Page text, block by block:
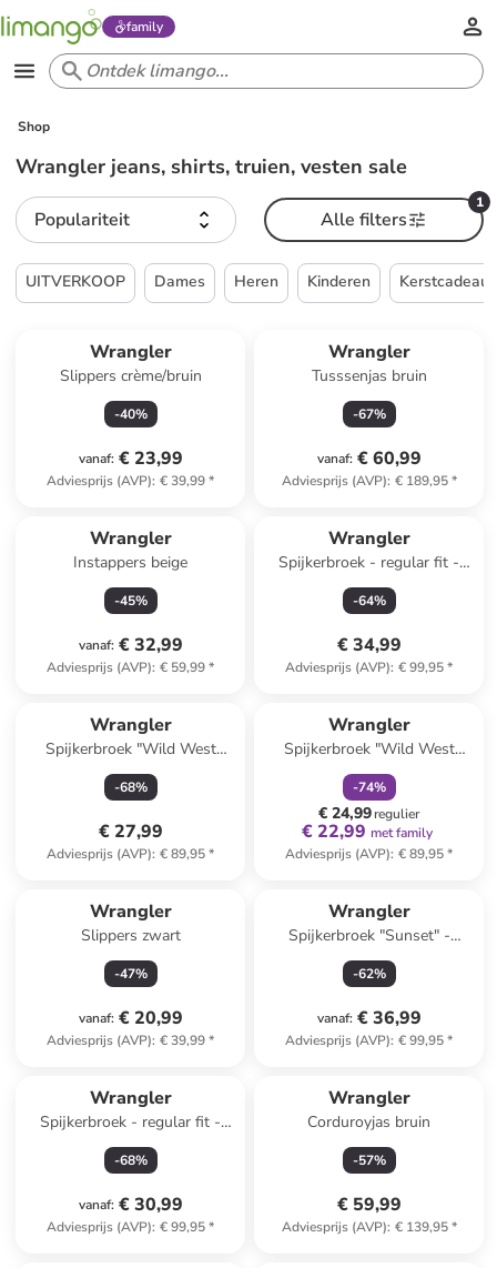
family
Shop
Wrangler jeans, shirts, truien, vesten sale
Populariteit
1
Alle filters
UITVERKOOP Dames Heren Kinderen Kerstcadeaus
Wrangler
Slippers crème/bruin
-40%
vanaf: € 23,99
Adviesprijs (AVP): € 39,99*
Wrangler
Tusssenjas bruin
-67%
vanaf: € 60,99
Adviesprijs (AVP): € 189,95*
Wrangler
Instappers beige
-45%
vanaf: € 32,99
Adviesprijs (AVP): € 59,99*
Wrangler
Spijkerbroek - regular fit -
blauw
-64%
€ 34,99
Adviesprijs (AVP): € 99,95*
Wrangler
Spijkerbroek "Wild West
Prudence" - regluar fit - zwart
-68%
€ 27,99
Adviesprijs (AVP): € 89,95*
Wrangler
Spijkerbroek "Wild West
Canyon Bluestone" - regluar
fit - lichtblauw
-74%
€ 24,99regulier
€ 22,99 met family
Adviesprijs (AVP): € 89,95*
Wrangler
Slippers zwart
-47%
vanaf: € 20,99
Adviesprijs (AVP): € 39,99*
Wrangler
Spijkerbroek "Sunset" -
regular fit - blauw
-62%
vanaf: € 36,99
Adviesprijs (AVP): € 99,95*
Wrangler
Spijkerbroek - regular fit -
blauw
-68%
vanaf: € 30,99
Adviesprijs (AVP): € 99,95*
Wrangler
Corduroyjas bruin
-57%
€ 59,99
Adviesprijs (AVP): € 139,95*